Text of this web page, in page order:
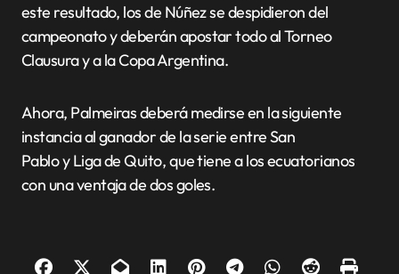
este resultado, los de Núñez se despidieron del
campeonato y deberán apostar todo al Torneo
Clausura y a la Copa Argentina.
Ahora, Palmeiras deberá medirse en la siguiente
instancia al ganador de la serie entre San
Pablo y Liga de Quito, que tiene a los ecuatorianos
con una ventaja de dos goles.